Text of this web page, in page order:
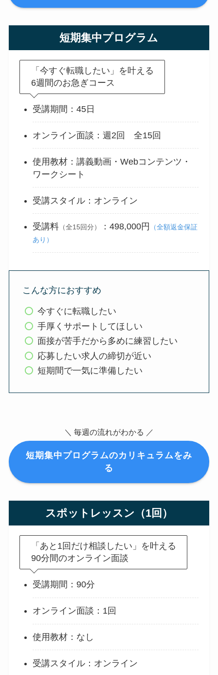
短期集中プログラム
「今すぐ転職したい」を叶える
6週間のお急ぎコース
受講期間：45日
オンライン面談：週2回 全15回
使用教材：講義動画・Webコンテンツ・
ワークシート
受講スタイル：オンライン
受講料 （全15回分） ：498,000円
（全額返金保証
あり）
こんな方におすすめ
今すぐに転職したい
手厚くサポートしてほしい
面接が苦手だから多めに練習したい
応募したい求人の締切が近い
短期間で一気に準備したい
＼ 毎週の流れがわかる ／
短期集中プログラムのカリキュラムをみ
る
スポットレッスン（1回）
「あと1回だけ相談したい」を叶える
90分間のオンライン面談
受講期間：90分
オンライン面談：1回
使用教材：なし
受講スタイル：オンライン